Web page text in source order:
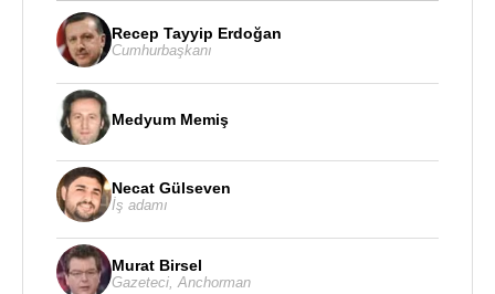
Recep Tayyip Erdoğan
Cumhurbaşkanı
Medyum Memiş
Necat Gülseven
İş adamı
Murat Birsel
Gazeteci,Anchorman